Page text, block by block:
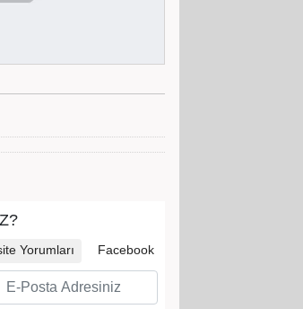
Yorumları Facebook